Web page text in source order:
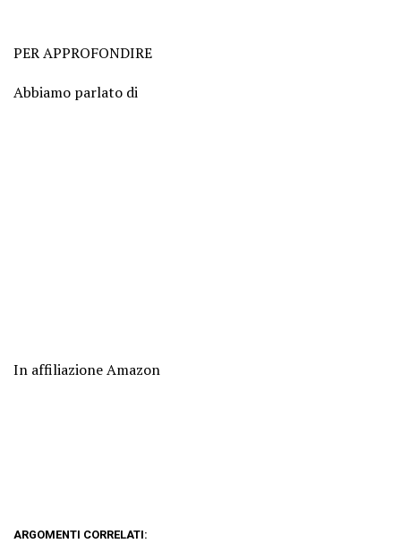
PER APPROFONDIRE
Abbiamo parlato di
In affiliazione Amazon
ARGOMENTI CORRELATI: